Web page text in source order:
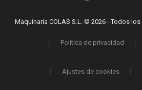
Maquinaria COLAS S.L. © 2026 - Todos
Política de privacidad
Ajustes de cookies